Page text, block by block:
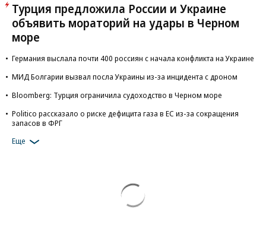
Турция предложила России и Украине
объявить мораторий на удары в Черном
море
Германия выслала почти 400 россиян с начала конфликта на Украине
МИД Болгарии вызвал посла Украины из-за инцидента с дроном
Bloomberg: Турция ограничила судоходство в Черном море
Politico рассказало о риске дефицита газа в ЕС из-за сокращения
запасов в ФРГ
Еще